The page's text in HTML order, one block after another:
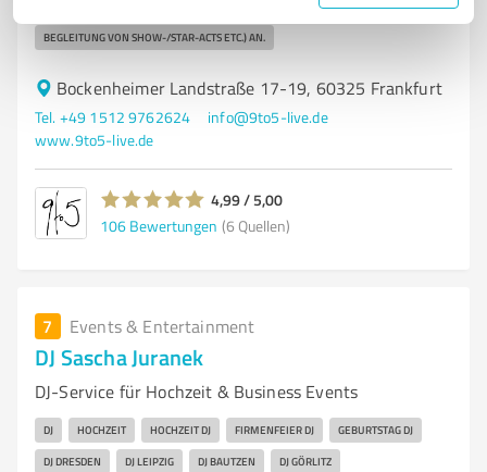
BEGLEITUNG VON SHOW-/STAR-ACTS ETC.) AN.
Bockenheimer Landstraße 17-19, 60325 Frankfurt
Tel. +49 1512 9762624
info@9to5-live.de
www.9to5-live.de
4,99 / 5,00
106 Bewertungen (6 Quellen)
7 Events & Entertainment
DJ Sascha Juranek
DJ-Service für Hochzeit & Business Events
DJ HOCHZEIT HOCHZEIT DJ FIRMENFEIER DJ GEBURTSTAG DJ
DJ DRESDEN DJ LEIPZIG DJ BAUTZEN DJ GÖRLITZ